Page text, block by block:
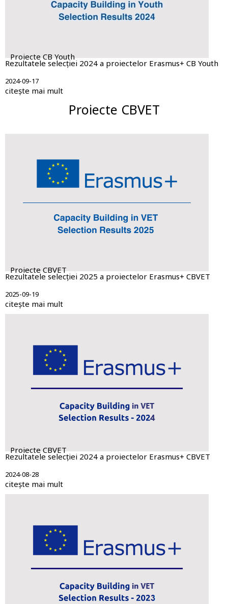
Proiecte CB Youth
Rezultatele selecției 2024 a proiectelor Erasmus+ CB Youth
2024-09-17
citește mai mult
Proiecte CBVET
Proiecte CBVET
Rezultatele selecției 2025 a proiectelor Erasmus+ CBVET
2025-09-19
citește mai mult
Proiecte CBVET
Rezultatele selecției 2024 a proiectelor Erasmus+ CBVET
2024-08-28
citește mai mult